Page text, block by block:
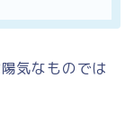
気なものでは